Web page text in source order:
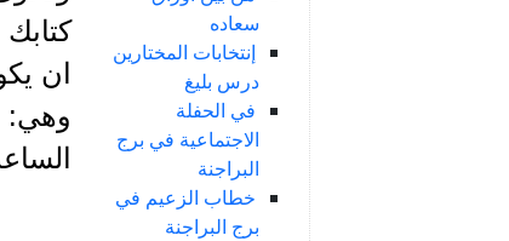
سعاده
إنتخابات المختارين
درس بليغ
في الحفلة
الاجتماعية في برج
البراجنة
خطاب الزعيم في
برج البراجنة
ان
وهي: